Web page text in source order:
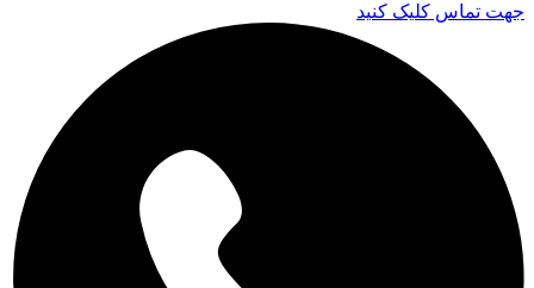
جهت تماس کلیک کنید